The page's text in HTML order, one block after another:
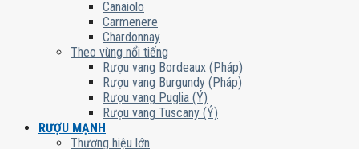
Canaiolo
Carmenere
Chardonnay
Theo vùng nổi tiếng
Rượu vang Bordeaux (Pháp)
Rượu vang Burgundy (Pháp)
Rượu vang Puglia (Ý)
Rượu vang Tuscany (Ý)
RƯỢU MẠNH
Thương hiệu lớn